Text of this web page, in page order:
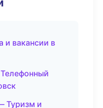
и вакансии в
Туризм и